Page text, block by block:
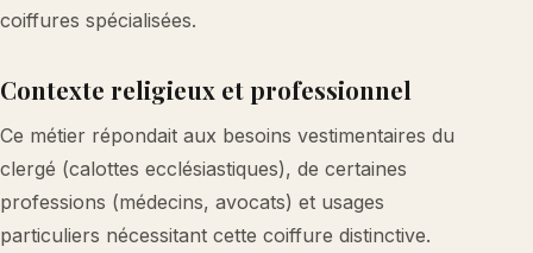
coiffures spécialisées.
Contexte religieux et professionnel
Ce métier répondait aux besoins vestimentaires du
clergé (calottes ecclésiastiques), de certaines
professions (médecins, avocats) et usages
particuliers nécessitant cette coiffure distinctive.